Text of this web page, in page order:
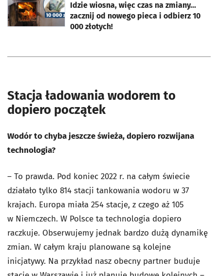
Idzie wiosna, więc czas na zmiany...
zacznij od nowego pieca i odbierz 10
000 złotych!
Stacja ładowania wodorem to
dopiero początek
Wodór to chyba jeszcze świeża, dopiero rozwijana
technologia?
– To prawda. Pod koniec 2022 r. na całym świecie
działało tylko 814 stacji tankowania wodoru w 37
krajach. Europa miała 254 stacje, z czego aż 105
w Niemczech. W Polsce ta technologia dopiero
raczkuje. Obserwujemy jednak bardzo dużą dynamikę
zmian. W całym kraju planowane są kolejne
inicjatywy. Na przykład nasz obecny partner buduje